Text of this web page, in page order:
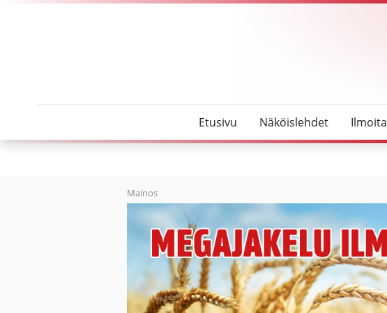
Etusivu Näköislehdet Ilmoita
Mainos